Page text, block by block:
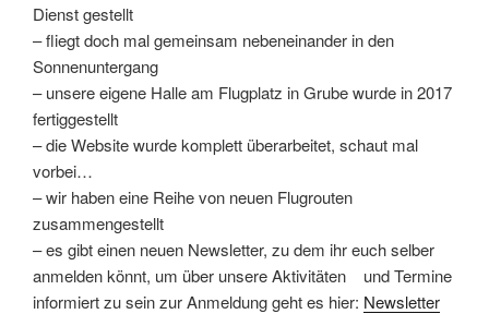
Dienst gestellt
– fliegt doch mal gemeinsam nebeneinander in den
Sonnenuntergang
– unsere eigene Halle am Flugplatz in Grube wurde in 2017
fertiggestellt
– die Website wurde komplett überarbeitet, schaut mal
vorbei…
– wir haben eine Reihe von neuen Flugrouten
zusammengestellt
– es gibt einen neuen Newsletter, zu dem ihr euch selber
anmelden könnt, um über unsere Aktivitäten und Termine
informiert zu sein zur Anmeldung geht es hier: Newsletter